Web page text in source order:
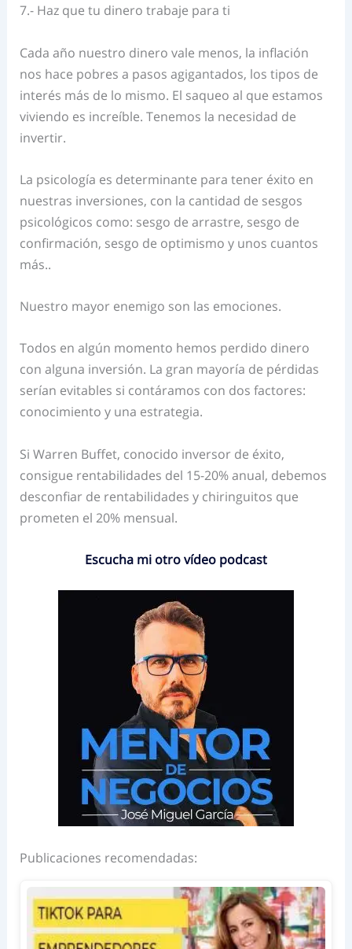
7.- Haz que tu dinero trabaje para ti
Cada año nuestro dinero vale menos, la inflación
nos hace pobres a pasos agigantados, los tipos de
interés más de lo mismo. El saqueo al que estamos
viviendo es increíble. Tenemos la necesidad de
invertir.
La psicología es determinante para tener éxito en
nuestras inversiones, con la cantidad de sesgos
psicológicos como: sesgo de arrastre, sesgo de
confirmación, sesgo de optimismo y unos cuantos
más..
Nuestro mayor enemigo son las emociones.
Todos en algún momento hemos perdido dinero
con alguna inversión. La gran mayoría de pérdidas
serían evitables si contáramos con dos factores:
conocimiento y una estrategia.
Si Warren Buffet, conocido inversor de éxito,
consigue rentabilidades del 15-20% anual, debemos
desconfiar de rentabilidades y chiringuitos que
prometen el 20% mensual.
Escucha mi otro vídeo podcast
Publicaciones recomendadas: